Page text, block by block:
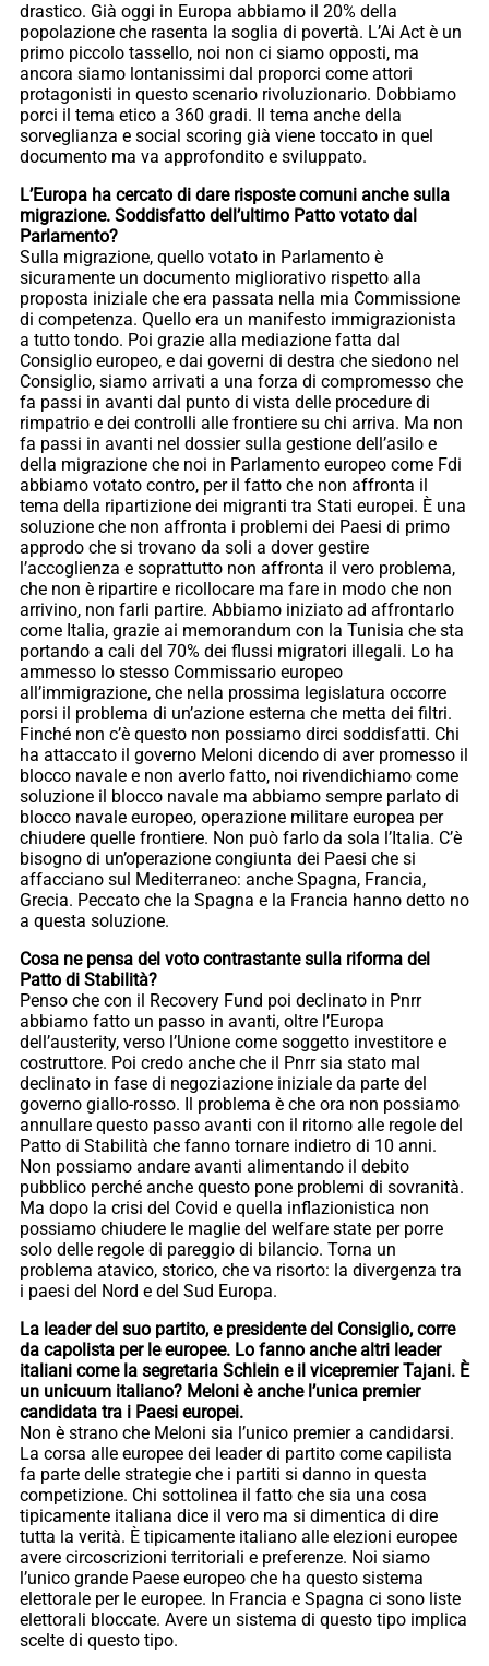
drastico. Già oggi in Europa abbiamo il 20% della
popolazione che rasenta la soglia di povertà. L’Ai Act è un
primo piccolo tassello, noi non ci siamo opposti, ma
ancora siamo lontanissimi dal proporci come attori
protagonisti in questo scenario rivoluzionario. Dobbiamo
porci il tema etico a 360 gradi. Il tema anche della
sorveglianza e social scoring già viene toccato in quel
documento ma va approfondito e sviluppato.
L’Europa ha cercato di dare risposte comuni anche sulla
migrazione. Soddisfatto dell’ultimo Patto votato dal
Parlamento?
Sulla migrazione, quello votato in Parlamento è
sicuramente un documento migliorativo rispetto alla
proposta iniziale che era passata nella mia Commissione
di competenza. Quello era un manifesto immigrazionista
a tutto tondo. Poi grazie alla mediazione fatta dal
Consiglio europeo, e dai governi di destra che siedono nel
Consiglio, siamo arrivati a una forza di compromesso che
fa passi in avanti dal punto di vista delle procedure di
rimpatrio e dei controlli alle frontiere su chi arriva. Ma non
fa passi in avanti nel dossier sulla gestione dell’asilo e
della migrazione che noi in Parlamento europeo come Fdi
abbiamo votato contro, per il fatto che non affronta il
tema della ripartizione dei migranti tra Stati europei. È una
soluzione che non affronta i problemi dei Paesi di primo
approdo che si trovano da soli a dover gestire
l’accoglienza e soprattutto non affronta il vero problema,
che non è ripartire e ricollocare ma fare in modo che non
arrivino, non farli partire. Abbiamo iniziato ad affrontarlo
come Italia, grazie ai memorandum con la Tunisia che sta
portando a cali del 70% dei flussi migratori illegali. Lo ha
ammesso lo stesso Commissario europeo
all’immigrazione, che nella prossima legislatura occorre
porsi il problema di un’azione esterna che metta dei filtri.
Finché non c’è questo non possiamo dirci soddisfatti. Chi
ha attaccato il governo Meloni dicendo di aver promesso il
blocco navale e non averlo fatto, noi rivendichiamo come
soluzione il blocco navale ma abbiamo sempre parlato di
blocco navale europeo, operazione militare europea per
chiudere quelle frontiere. Non può farlo da sola l’Italia. C’è
bisogno di un’operazione congiunta dei Paesi che si
affacciano sul Mediterraneo: anche Spagna, Francia,
Grecia. Peccato che la Spagna e la Francia hanno detto no
a questa soluzione.
Cosa ne pensa del voto contrastante sulla riforma del
Patto di Stabilità?
Penso che con il Recovery Fund poi declinato in Pnrr
abbiamo fatto un passo in avanti, oltre l’Europa
dell’austerity, verso l’Unione come soggetto investitore e
costruttore. Poi credo anche che il Pnrr sia stato mal
declinato in fase di negoziazione iniziale da parte del
governo giallo-rosso. Il problema è che ora non possiamo
annullare questo passo avanti con il ritorno alle regole del
Patto di Stabilità che fanno tornare indietro di 10 anni.
Non possiamo andare avanti alimentando il debito
pubblico perché anche questo pone problemi di sovranità.
Ma dopo la crisi del Covid e quella inflazionistica non
possiamo chiudere le maglie del welfare state per porre
solo delle regole di pareggio di bilancio. Torna un
problema atavico, storico, che va risorto: la divergenza tra
i paesi del Nord e del Sud Europa.
La leader del suo partito, e presidente del Consiglio, corre
da capolista per le europee. Lo fanno anche altri leader
italiani come la segretaria Schlein e il vicepremier Tajani. È
un unicuum italiano? Meloni è anche l’unica premier
candidata tra i Paesi europei.
Non è strano che Meloni sia l’unico premier a candidarsi.
La corsa alle europee dei leader di partito come capilista
fa parte delle strategie che i partiti si danno in questa
competizione. Chi sottolinea il fatto che sia una cosa
tipicamente italiana dice il vero ma si dimentica di dire
tutta la verità. È tipicamente italiano alle elezioni europee
avere circoscrizioni territoriali e preferenze. Noi siamo
l’unico grande Paese europeo che ha questo sistema
elettorale per le europee. In Francia e Spagna ci sono liste
elettorali bloccate. Avere un sistema di questo tipo implica
scelte di questo tipo.